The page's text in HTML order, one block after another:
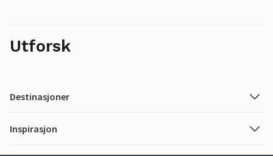
Utforsk
Destinasjoner
Inspirasjon